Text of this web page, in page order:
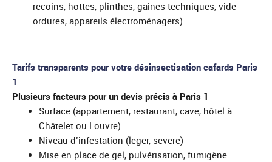
recoins, hottes, plinthes, gaines techniques, vide-
ordures, appareils électroménagers).
Tarifs transparents pour votre désinsectisation cafards Paris
1
Plusieurs facteurs pour un devis précis à Paris 1
Surface (appartement, restaurant, cave, hôtel à
Châtelet ou Louvre)
Niveau d’infestation (léger, sévère)
Mise en place de gel, pulvérisation, fumigène